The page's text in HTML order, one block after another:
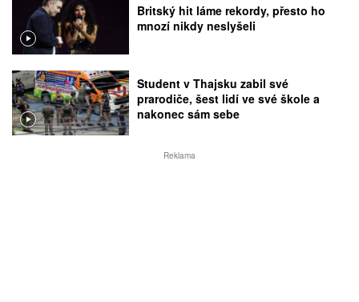
Britský hit láme rekordy, přesto ho
mnozí nikdy neslyšeli
Student v Thajsku zabil své
prarodiče, šest lidí ve své škole a
nakonec sám sebe
Reklama